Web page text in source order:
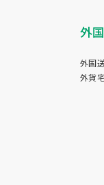
外
外国
外貨